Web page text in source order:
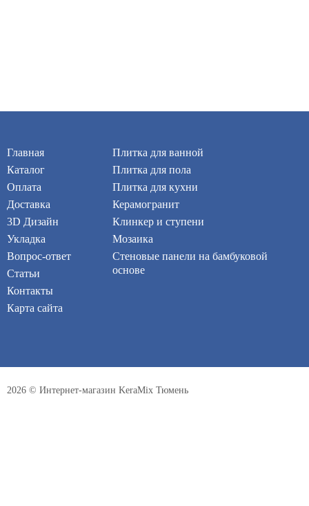
Главная
Каталог
Оплата
Доставка
3D Дизайн
Укладка
Вопрос-ответ
Статьи
Контакты
Карта сайта
Плитка для ванной
Плитка для пола
Плитка для кухни
Керамогранит
Клинкер и ступени
Мозаика
Стеновые панели на бамбуковой
основе
2026 © Интернет-магазин KeraMix Тюмень